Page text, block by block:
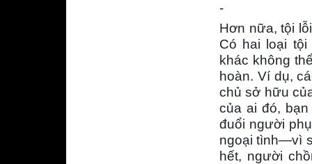
-
Hơn nữa, tội
Có hai loại
khác không
hoàn. Ví dụ,
chủ sở hữu
của ai đó,
đuổi người
ngoại tình—vì
hết, người